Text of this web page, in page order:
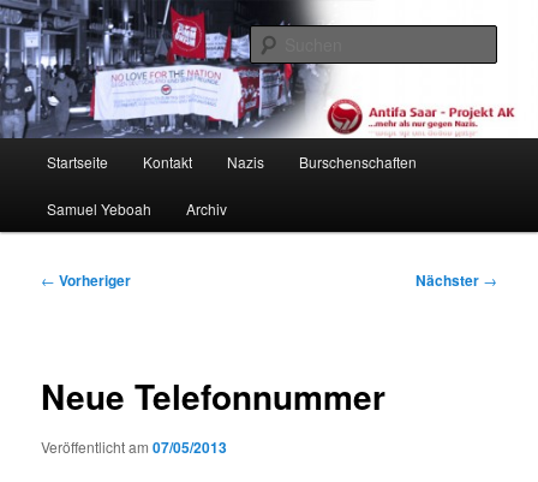
Zum
primären
Inhalt
springenAntifa Saar / Projekt AK
Startseite Kontakt Nazis Burschenschaften
Samuel Yeboah Archiv
Beitragsnavigation
← Vorheriger Nächster →
Neue Telefonnummer
Veröffentlicht am07/05/2013